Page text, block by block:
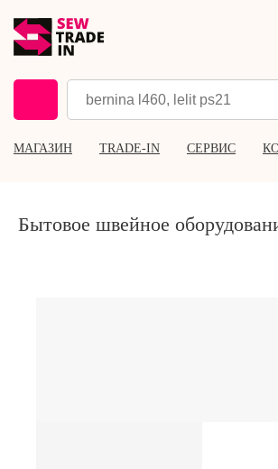
МАГАЗИН TRADE-IN СЕРВИС
Бытовое швейное